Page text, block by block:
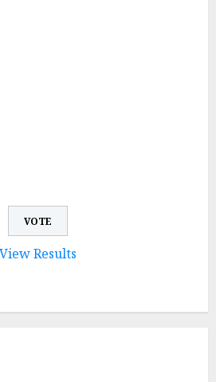
View Results